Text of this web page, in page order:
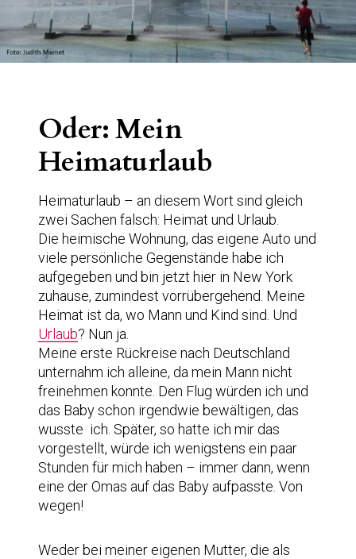
Oder: Mein
Heimaturlaub
Heimaturlaub – an diesem Wort sind gleich
zwei Sachen falsch: Heimat und Urlaub.
Die heimische Wohnung, das eigene Auto und
viele persönliche Gegenstände habe ich
aufgegeben und bin jetzt hier in New York
zuhause, zumindest vorrübergehend. Meine
Heimat ist da, wo Mann und Kind sind. Und
Urlaub? Nun ja.
Meine erste Rückreise nach Deutschland
unternahm ich alleine, da mein Mann nicht
freinehmen konnte. Den Flug würden ich und
das Baby schon irgendwie bewältigen, das
wusste ich. Später, so hatte ich mir das
vorgestellt, würde ich wenigstens ein paar
Stunden für mich haben – immer dann, wenn
eine der Omas auf das Baby aufpasste. Von
wegen!
Weder bei meiner eigenen Mutter, die als